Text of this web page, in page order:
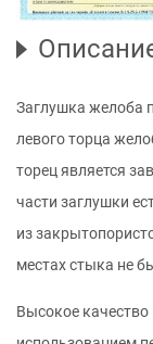
Заглушка желоба
левого торца
торец является
части заглушки
из
местах стыка не
Высокое